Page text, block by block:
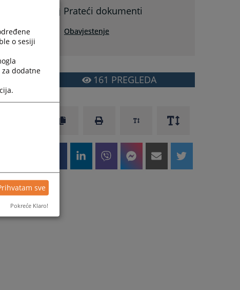
Prateći dokumenti
Obavjestenje
161 PREGLEDA
o sesiji
dodatne
sve
Pokreće Klaro!